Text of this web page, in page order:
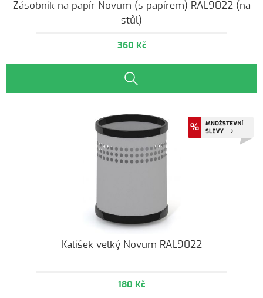
Zásobník na papír Novum (s papírem) RAL9022 (na
stůl)
360 Kč
Kalíšek velký Novum RAL9022
180 Kč